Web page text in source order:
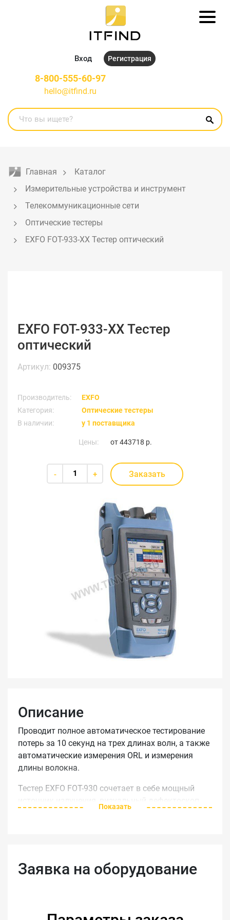
Вход Регистрация
8-800-555-60-97
hello@itfind.ru
Главная
Каталог
Измерительные устройства и инструмент
Телекоммуникационные сети
Оптические тестеры
EXFO FOT-933-XX Тестер оптический
EXFO FOT-933-XX Тестер
оптический
Артикул: 009375
Производитель:
EXFO
Категория:
Оптические тестеры
В наличии:
у 1 поставщика
Цены: от443718 р.
- + Заказать
Описание
Проводит полное автоматическое тестирование
потерь за 10 секунд на трех длинах волн, а также
автоматические измерения ORL и измерения
длины волокна.
Тестер EXFO FOT-930 сочетает в себе мощный
источник излучения, визуальный дефектоскоп,
часов. Эргономичный, привлекательный корпус
отвечает всем современным требованиям.
Показать
Заявка на оборудование